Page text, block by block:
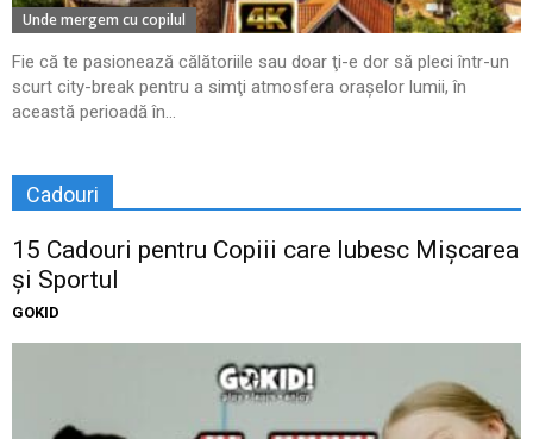
Unde mergem cu copilul
Fie că te pasionează călătoriile sau doar ţi-e dor să pleci într-un
scurt city-break pentru a simţi atmosfera oraşelor lumii, în
această perioadă în...
Cadouri
15 Cadouri pentru Copiii care Iubesc Mișcarea
și Sportul
GOKID